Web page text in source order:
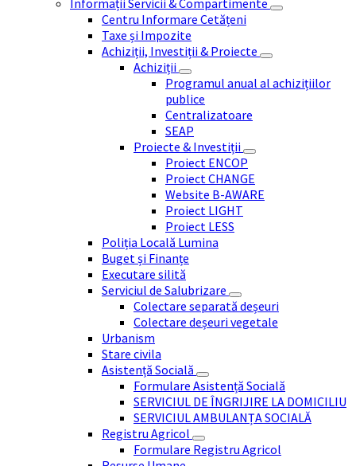
Informații Servicii & Compartimente
Centru Informare Cetățeni
Taxe și Impozite
Achiziții, Investiții & Proiecte
Achiziții
Programul anual al achizițiilor
publice
Centralizatoare
SEAP
Proiecte & Investiții
Proiect ENCOP
Proiect CHANGE
Website B-AWARE
Proiect LIGHT
Proiect LESS
Poliția Locală Lumina
Buget și Finanțe
Executare silită
Serviciul de Salubrizare
Colectare separată deșeuri
Colectare deșeuri vegetale
Urbanism
Stare civila
Asistență Socială
Formulare Asistență Socială
SERVICIUL DE ÎNGRIJIRE LA DOMICILIU
SERVICIUL AMBULANȚA SOCIALĂ
Registru Agricol
Formulare Registru Agricol